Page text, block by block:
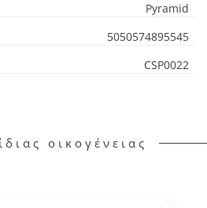
Pyramid
5050574895545
CSP0022
οικογένειας